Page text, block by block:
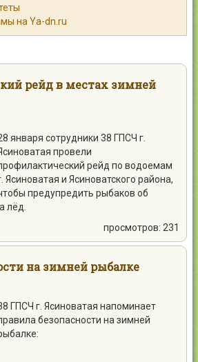
на Ya-dn.ru
рейд в местах зимней
января сотрудники 38 ГПСЧ г.
провели
рейд по водоемам
Ясиноватая и Ясиноватского района,
предупредить рыбаков об
лёд.
просмотров: 231
на зимней рыбалке
ГПСЧ г. Ясиноватая напоминает
безопасности на зимней